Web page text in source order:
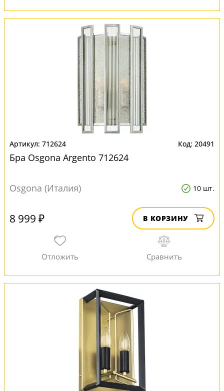
712624 20491
Бра Osgona Argento 712624
Osgona (Италия) 10 шт.
8 999 ₽ В КОРЗИНУ